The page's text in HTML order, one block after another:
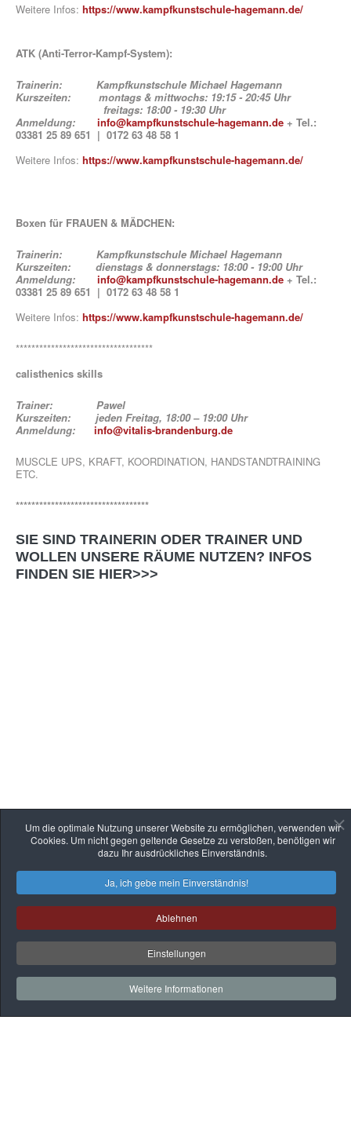
Um die optimale Nutzung unserer Website zu ermöglichen, verwenden wir
Cookies. Um nicht gegen geltende Gesetze zu verstoßen, benötigen wir
dazu Ihr ausdrückliches Einverständnis.
Ja, ich gebe mein Einverständnis!
Ablehnen
Einstellungen
Weitere Informationen
Weitere Infos: https://www.kampfkunstschule-hagemann.de/
ATK (Anti-Terror-Kampf-System):
Trainerin: Kampfkunstschule Michael Hagemann
Kurszeiten: montags & mittwochs: 19:15 - 20:45 Uhr
freitags: 18:00 - 19:30 Uhr
Anmeldung:
info@kampfkunstschule-hagemann.de + Tel.:
03381 25 89 651 | 0172 63 48 58 1
Weitere Infos: https://www.kampfkunstschule-hagemann.de/
Boxen für FRAUEN & MÄDCHEN:
Trainerin: Kampfkunstschule Michael Hagemann
Kurszeiten: dienstags & donnerstags: 18:00 - 19:00 Uhr
Anmeldung:
info@kampfkunstschule-hagemann.de + Tel.:
03381 25 89 651 | 0172 63 48 58 1
Weitere Infos: https://www.kampfkunstschule-hagemann.de/
***********************************
calisthenics skills
Trainer: Pawel
Kurszeiten: jeden Freitag, 18:00 – 19:00 Uhr
Anmeldung: info@vitalis-brandenburg.de
MUSCLE UPS, KRAFT, KOORDINATION, HANDSTANDTRAINING
ETC.
**********************************
SIE SIND TRAINERIN ODER TRAINER UND
WOLLEN UNSERE RÄUME NUTZEN? INFOS
FINDEN SIE HIER>>>